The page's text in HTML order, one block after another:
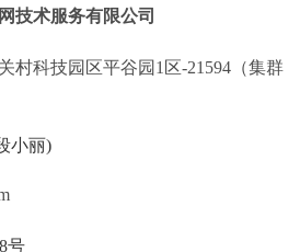
技术服务有限公司
村科技园区平谷园1区-21594（集群
小丽)
号